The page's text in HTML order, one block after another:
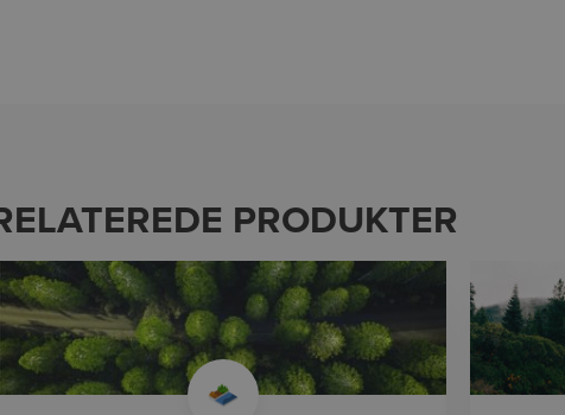
PRODUKTER